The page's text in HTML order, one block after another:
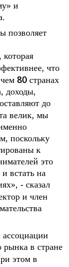
и
позволяет
что
80 странах
доходы,
до
велик, мы
поскольку
к
это
встать на
- сказал
и член
ассоциации
рынка в стране
этом в